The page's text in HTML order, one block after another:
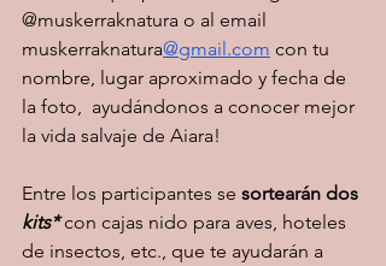
@muskerraknatura o al email
muskerraknatura@gmail.com con tu
nombre, lugar aproximado y fecha de
la foto,  ayudándonos a conocer mejor
la vida salvaje de Aiara!
Entre los participantes se sortearán dos
kits* con cajas nido para aves, hoteles
de insectos, etc., que te ayudarán a